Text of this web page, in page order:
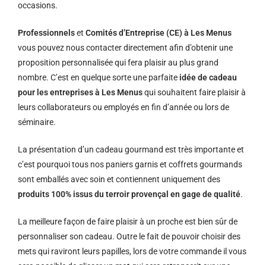
occasions.
Professionnelset Comités d’Entreprise (CE) à Les Menus
vous pouvez nous contacter directement afin d’obtenir une
proposition personnalisée qui fera plaisir au plus grand
nombre. C’est en quelque sorte une parfaite idée de cadeau
pour les entreprises à Les Menusqui souhaitent faire plaisir à
leurs collaborateurs ou employés en fin d’année ou lors de
séminaire.
La présentation d’un cadeau gourmand est très importante et
c’est pourquoi tous nos paniers garnis et coffrets gourmands
sont emballés avec soin et contiennent uniquement des
produits 100% issus du terroir provençal en gage de qualité.
La meilleure façon de faire plaisir à un proche est bien sûr de
personnaliser son cadeau. Outre le fait de pouvoir choisir des
mets qui raviront leurs papilles, lors de votre commande il vous